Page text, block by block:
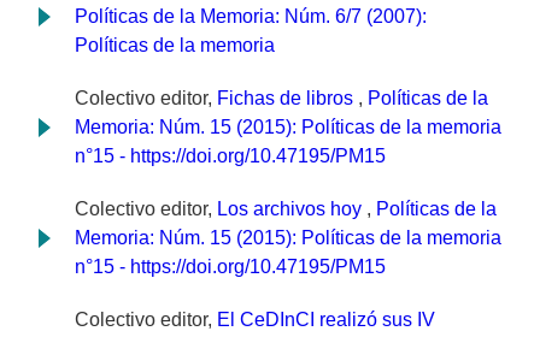
Políticas de la Memoria: Núm. 6/7 (2007):
Políticas de la memoria
Colectivo editor, Fichas de libros , Políticas de la
Memoria: Núm. 15 (2015): Políticas de la memoria
n°15 - https://doi.org/10.47195/PM15
Colectivo editor, Los archivos hoy , Políticas de la
Memoria: Núm. 15 (2015): Políticas de la memoria
n°15 - https://doi.org/10.47195/PM15
Colectivo editor, El CeDInCI realizó sus IV